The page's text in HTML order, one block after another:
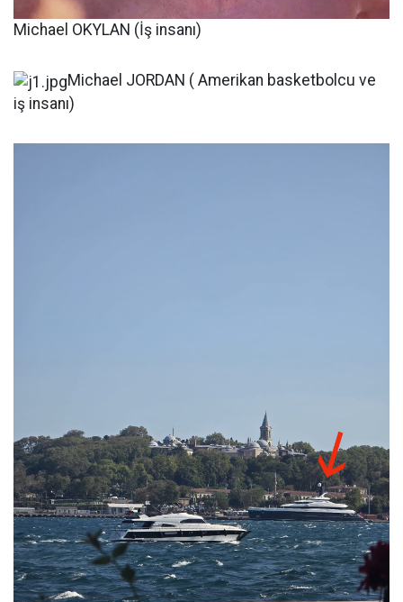
Michael OKYLAN (İş insanı)
Michael JORDAN ( Amerikan basketbolcu ve
iş insanı)